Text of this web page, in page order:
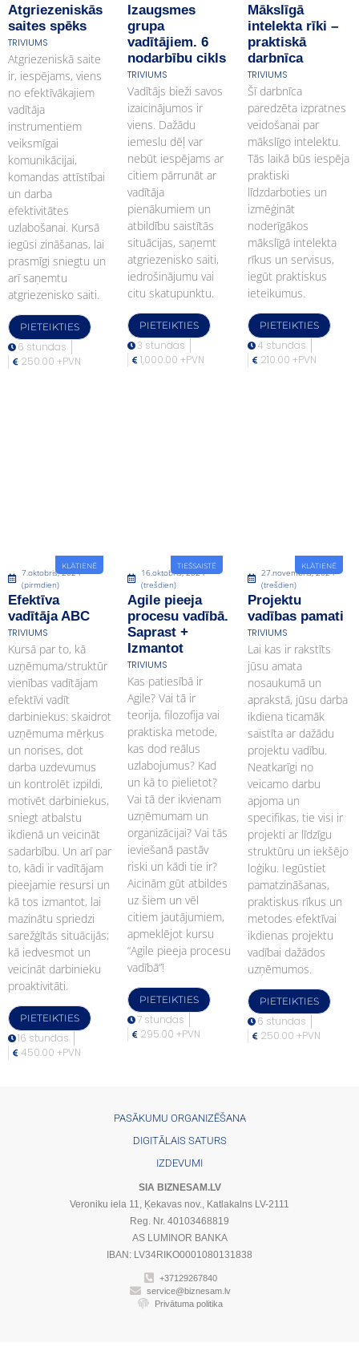
Atgriezeniskās
saites spēks
TRIVIUMS
Atgriezeniskā saite
ir, iespējams, viens
no efektīvākajiem
vadītāja
instrumentiem
veiksmīgai
komunikācijai,
komandas attīstībai
un darba
efektivitātes
uzlabošanai. Kursā
iegūsi zināšanas, lai
prasmīgi sniegtu un
arī saņemtu
atgriezenisko saiti.
PIETEIKTIES
6 stundas
250.00 +PVN
Izaugsmes
grupa
vadītājiem. 6
nodarbību cikls
TRIVIUMS
Vadītājs bieži savos
izaicinājumos ir
viens. Dažādu
iemeslu dēļ var
nebūt iespējams ar
citiem pārrunāt ar
vadītāja
pienākumiem un
atbildību saistītās
situācijas, saņemt
atgriezenisko saiti,
iedrošinājumu vai
citu skatupunktu.
PIETEIKTIES
3 stundas
1,000.00 +PVN
Mākslīgā
intelekta rīki –
praktiskā
darbnīca
TRIVIUMS
Šī darbnīca
paredzēta izpratnes
veidošanai par
mākslīgo intelektu.
Tās laikā būs iespēja
praktiski
līdzdarboties un
izmēģināt
noderīgākos
mākslīgā intelekta
rīkus un servisus,
iegūt praktiskus
ieteikumus.
PIETEIKTIES
4 stundas
210.00 +PVN
KLĀTIENĒ
7.oktobris, 2024
(pirmdien)
Efektīva
vadītāja ABC
TRIVIUMS
Kursā par to, kā
uzņēmuma/struktūr
vienības vadītājam
efektīvi vadīt
darbiniekus: skaidrot
uzņēmuma mērķus
un norises, dot
darba uzdevumus
un kontrolēt izpildi,
motivēt darbiniekus,
sniegt atbalstu
ikdienā un veicināt
sadarbību. Un arī par
to, kādi ir vadītājam
pieejamie resursi un
kā tos izmantot, lai
mazinātu spriedzi
sarežģītās situācijās;
kā iedvesmot un
veicināt darbinieku
proaktivitāti.
PIETEIKTIES
16 stundas
450.00 +PVN
TIEŠSAISTĒ
16.oktobris, 2024
(trešdien)
Agile pieeja
procesu vadībā.
Saprast +
Izmantot
TRIVIUMS
Kas patiesībā ir
Agile? Vai tā ir
teorija, filozofija vai
praktiska metode,
kas dod reālus
uzlabojumus? Kad
un kā to pielietot?
Vai tā der ikvienam
uzņēmumam un
organizācijai? Vai tās
ieviešanā pastāv
riski un kādi tie ir?
Aicinām gūt atbildes
uz šiem un vēl
citiem jautājumiem,
apmeklējot kursu
“Agile pieeja procesu
vadībā”!
PIETEIKTIES
7 stundas
295.00 +PVN
KLĀTIENĒ
27.novembris, 2024
(trešdien)
Projektu
vadības pamati
TRIVIUMS
Lai kas ir rakstīts
jūsu amata
nosaukumā un
aprakstā, jūsu darba
ikdiena ticamāk
saistīta ar dažādu
projektu vadību.
Neatkarīgi no
veicamo darbu
apjoma un
specifikas, tie visi ir
projekti ar līdzīgu
struktūru un iekšējo
loģiku. Iegūstiet
pamatzināšanas,
praktiskus rīkus un
metodes efektīvai
ikdienas projektu
vadībai dažādos
uzņēmumos.
PIETEIKTIES
6 stundas
250.00 +PVN
PASĀKUMU ORGANIZĒŠANA
DIGITĀLAIS SATURS
IZDEVUMI
SIA BIZNESAM.LV
Veroniku iela 11, Ķekavas nov., Katlakalns LV-2111
Reg. Nr. 40103468819
AS LUMINOR BANKA
IBAN: LV34RIKO0001080131838
+37129267840
service@biznesam.lv
Privātuma politika